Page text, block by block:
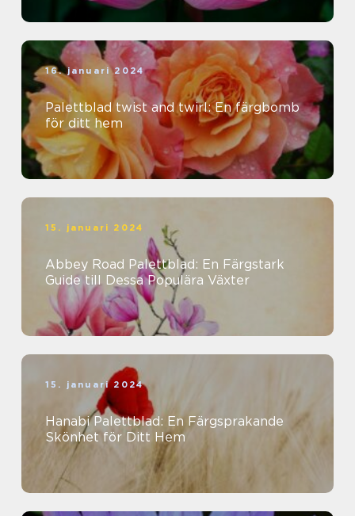
16. januari 2024
Palettblad twist and twirl: En färgbomb
för ditt hem
15. januari 2024
Abbey Road Palettblad: En Färgstark
Guide till Dessa Populära Växter
15. januari 2024
Hanabi Palettblad: En Färgsprakande
Skönhet för Ditt Hem